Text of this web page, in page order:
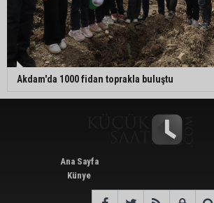
Akdam'da 1000 fidan toprakla buluştu
Ana Sayfa
Künye